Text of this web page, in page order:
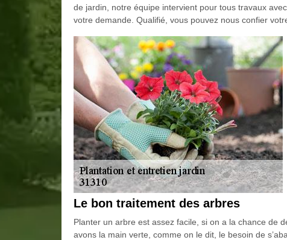
de jardin, notre équipe intervient pour tous travaux
votre demande. Qualifié, vous pouvez nous confier
Le bon traitement des arbres
Planter un arbre est assez facile, si on a la chance de
avons la main verte, comme on le dit, le besoin de